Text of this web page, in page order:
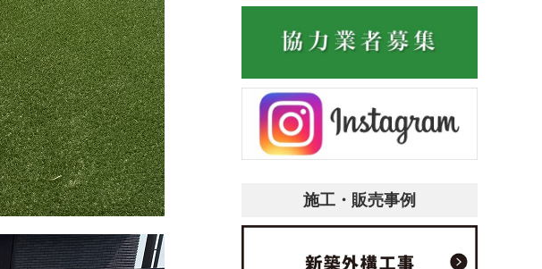
施工・販売事例